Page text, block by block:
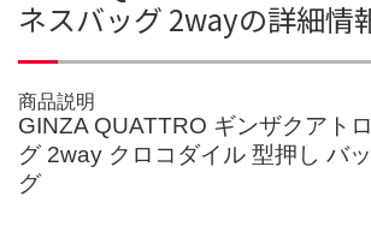
ネスバッグ 2wayの詳細情
商品説明
GINZA QUATTRO ギンザクアト
グ 2way クロコダイル 型押し バ
グ